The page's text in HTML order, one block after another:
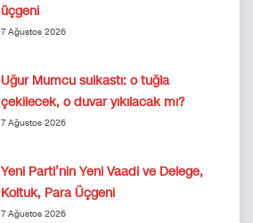
üçgeni
7 Ağustos 2026
Uğur Mumcu suikastı: o tuğla
çekilecek, o duvar yıkılacak mı?
7 Ağustos 2026
Yeni Parti’nin Yeni Vaadi ve Delege,
Koltuk, Para Üçgeni
7 Ağustos 2026